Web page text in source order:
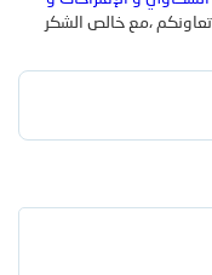
،مع خالص الشكر